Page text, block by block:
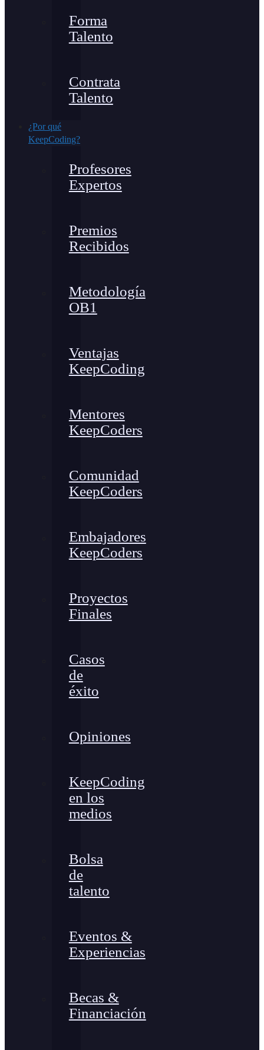
Forma
Talento
Contrata
Talento
¿Por qué
KeepCoding?
Profesores
Expertos
Premios
Recibidos
Metodología
OB1
Ventajas
KeepCoding
Mentores
KeepCoders
Comunidad
KeepCoders
Embajadores
KeepCoders
Proyectos
Finales
Casos
de
éxito
Opiniones
KeepCoding
en los
medios
Bolsa
de
talento
Eventos &
Experiencias
Becas &
Financiación